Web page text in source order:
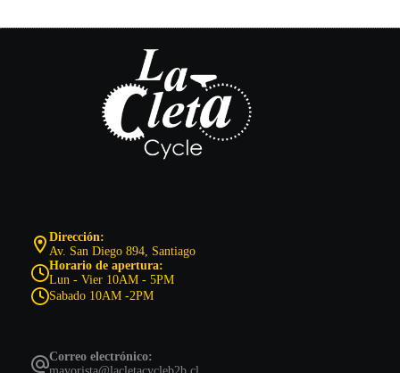
Dirección:
Av. San Diego 894, Santiago
Horario de apertura:
Lun - Vier 10AM - 5PM
Sabado 10AM -2PM
Correo electrónico: